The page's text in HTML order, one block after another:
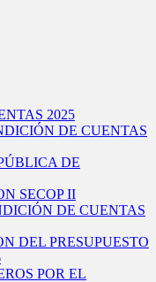
2025
DE CUENTAS
DE
SECOP II
DE CUENTAS
DEL PRESUPUESTO
POR EL